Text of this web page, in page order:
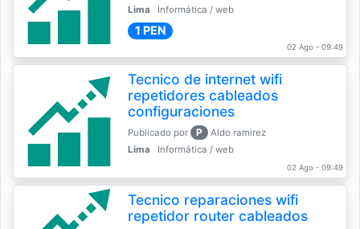
Lima
Informática / web
1 PEN
02 Ago - 09:49
Tecnico de internet wifi
repetidores cableados
configuraciones
Publicado por P
Aldo ramirez
Lima
Informática / web
02 Ago - 09:49
Tecnico reparaciones wifi
repetidor router cableados